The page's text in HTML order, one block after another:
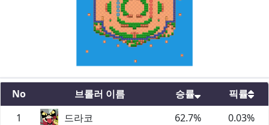
No 브롤러 이름 승률
픽률
1
드라코 62.7% 0.03%